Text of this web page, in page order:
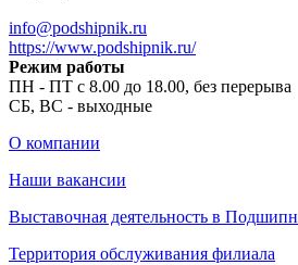
info@podshipnik.ru
https://www.podshipnik.ru/
Режим работы
ПН - ПТ с 8.00 до 18.00, без перерыва
СБ, ВС - выходные
О компании
Наши вакансии
Выставочная деятельность в
Территория обслуживания филиала